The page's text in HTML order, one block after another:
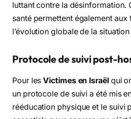
luttant contre la désinformation.
santé permettent également aux
l’évolution globale de la
Protocole de suivi post-
Pour lesVictimes en Israëlqui
un protocole de suivi a été mis
rééducation physique et le suivi